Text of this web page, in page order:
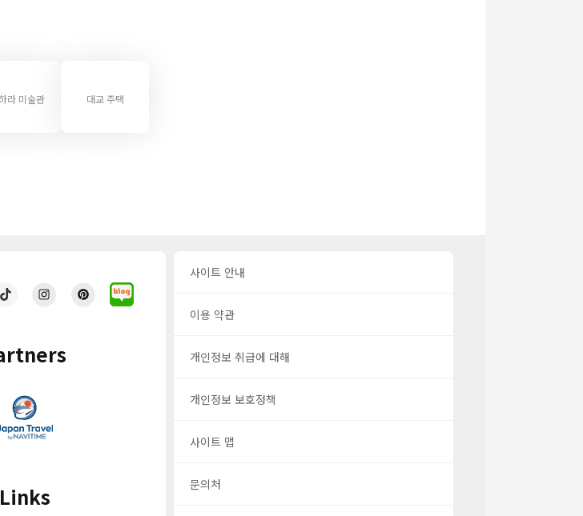
라 미술관 대교 주택
Links
사이트 안내
이용 약관
개인정보 취급에 대해
개인정보 보호정책
사이트 맵
문의처